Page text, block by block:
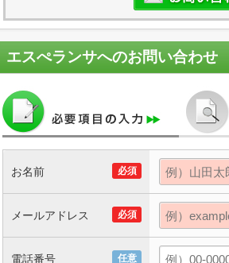
エスぺランサへのお問い合わせ
必須
お名前
必須
メールアドレス
任意
電話番号